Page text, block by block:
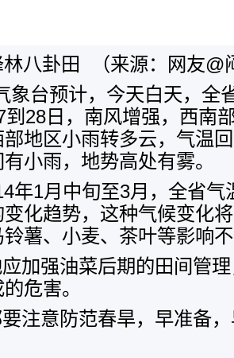
林八卦田 （来源：网友@
象台预计，今天白天，全
到28日，南风增强，西南
地区小雨转多云，气温
小雨，地势高处有雾。
年1月中旬至3月，全省气
化趋势，这种气候变化
薯、小麦、茶叶等影响
加强油菜后期的田间管
危害。
注意防范春旱，早准备